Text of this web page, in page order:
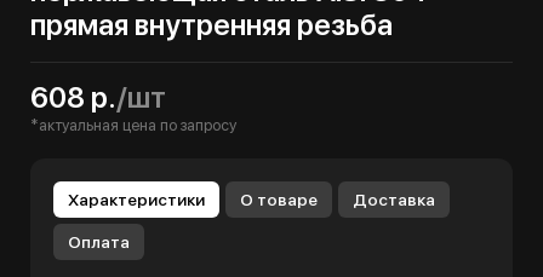
прямая внутренняя резьба
608 р./шт
*актуальная цена по запросу
Характеристики О товаре Доставка
Оплата